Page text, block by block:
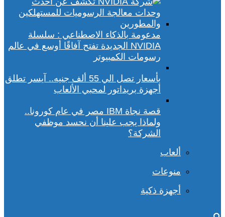
مدعومة بالذكاء الاصطناعي : سلسلة
NVIDIA الجديدة تفتح آفاقًا أوسع في عالم
رسومات الكمبيوتر
بأسعار تصل الي 55 ألف جنيه.. آيسر تطلق
أجهزة بريداتور لمحبي الألعاب
قصة نجاة IBM مصر في عام كورونا..
ولماذا يجب علينا أن نحسد موظفي
الشركة؟
ألعاب
منوعات
أجهزة ذكية